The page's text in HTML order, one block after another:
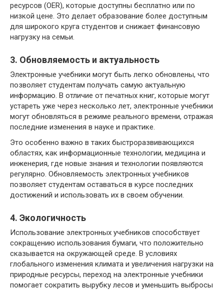
ресурсов (OER), которые доступны бесплатно или по
низкой цене. Это делает образование более доступным
для широкого круга студентов и снижает финансовую
нагрузку на семьи.
3. Обновляемость и актуальность
Электронные учебники могут быть легко обновлены, что
позволяет студентам получать самую актуальную
информацию. В отличие от печатных книг, которые могут
устареть уже через несколько лет, электронные учебники
могут обновляться в режиме реального времени, отражая
последние изменения в науке и практике.
Это особенно важно в таких быстроразвивающихся
областях, как информационные технологии, медицина и
инженерия, где новые знания и технологии появляются
регулярно. Обновляемость электронных учебников
позволяет студентам оставаться в курсе последних
достижений и использовать их в своем обучении.
4. Экологичность
Использование электронных учебников способствует
сокращению использования бумаги, что положительно
сказывается на окружающей среде. В условиях
глобального изменения климата и увеличения нагрузки на
природные ресурсы, переход на электронные учебники
помогает сократить вырубку лесов и уменьшить выбросы